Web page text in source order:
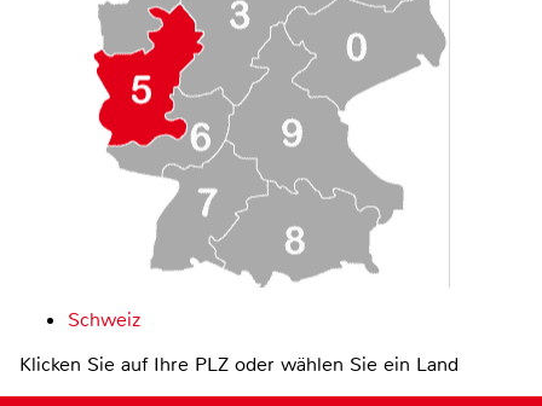
Schweiz
Klicken Sie auf Ihre PLZ oder wählen Sie ein Land